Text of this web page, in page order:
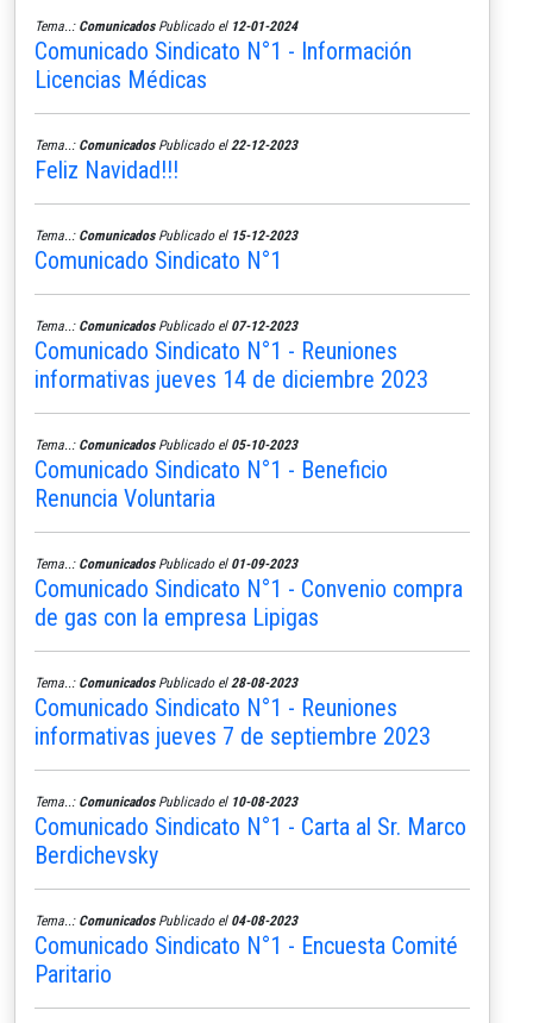
Tema..: ComunicadosPublicado el 12-01-2024
Comunicado Sindicato N°1 - Información
Licencias Médicas
Tema..: ComunicadosPublicado el 22-12-2023
Feliz Navidad!!!
Tema..: ComunicadosPublicado el 15-12-2023
Comunicado Sindicato N°1
Tema..: ComunicadosPublicado el 07-12-2023
Comunicado Sindicato N°1 - Reuniones
informativas jueves 14 de diciembre 2023
Tema..: ComunicadosPublicado el 05-10-2023
Comunicado Sindicato N°1 - Beneficio
Renuncia Voluntaria
Tema..: ComunicadosPublicado el 01-09-2023
Comunicado Sindicato N°1 - Convenio compra
de gas con la empresa Lipigas
Tema..: ComunicadosPublicado el 28-08-2023
Comunicado Sindicato N°1 - Reuniones
informativas jueves 7 de septiembre 2023
Tema..: ComunicadosPublicado el 10-08-2023
Comunicado Sindicato N°1 - Carta al Sr. Marco
Berdichevsky
Tema..: ComunicadosPublicado el 04-08-2023
Comunicado Sindicato N°1 - Encuesta Comité
Paritario